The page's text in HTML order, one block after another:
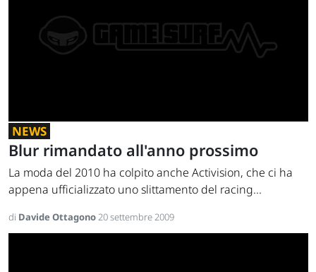
NEWS
Blur rimandato all'anno prossimo
La moda del 2010 ha colpito anche Activision, che ci ha
appena ufficializzato uno slittamento del racing...
di Davide Ottagono20 settembre 2009